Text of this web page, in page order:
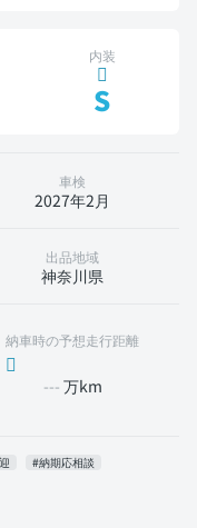
内装
S
車検
2027年2月
出品地域
神奈川県
納車時の予想走行距離
--- 万km
#納期応相談